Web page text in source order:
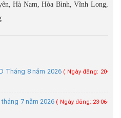
Hà Nam, Hòa Bình, Vĩnh Long,
Tháng 8 năm 2026 ( Ngày đăng: 20-
7 năm 2026 ( Ngày đăng: 23-06-